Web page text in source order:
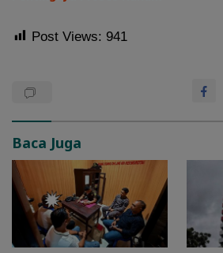
Post Views: 941
Baca Juga